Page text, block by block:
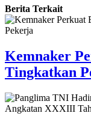
Berita Terkait
Kemnaker
Tingkatkan